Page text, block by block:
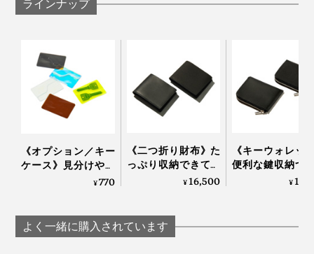
っていく今。これからの生活と収納量のバランスを配置
から見直したのが『sugata』の財布でした。
一見すると目立たないような、生活に溶け込む意図や工
夫によって、使った時にとちょっと財布の鮮度が上が
そんなミニマム財布は、贈り物にもぴったりです。
答えが“粘度”。じつは、お湯の倍ほど冷水の粘度は高く
視覚や触覚では判断できないのに、聴覚（音）では違い
が生まれるらしくて……おもしろいですよね。」
これは、目からウロコでした。
日常の中で、なんの疑問も持たず通り過ごしてきたよう
なモノゴトの因果関係や意図、工夫。それに気づいて
日々考えている染谷さんだからこそ生まれた、やさしい
ラインナップ
《オプション／キー
ケース》見分けやす
いクリア素材、カー
ーケース（2本
用）」｜sugata
¥770
《二つ折り財布》た
っぷり収納できて、
デッドスペースのな
布
¥16,500
《キーウォレッ
便利な鍵収納つ
デッドスペース
¥
よく一緒に購入されています